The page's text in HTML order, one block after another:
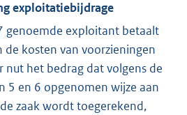
exploitatiebijdrage
genoemde exploitant betaalt
de kosten van voorzieningen
nut het bedrag dat volgens de
5 en 6 opgenomen wijze aan
zaak wordt toegerekend,